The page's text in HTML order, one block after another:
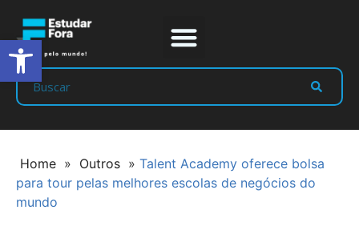
Home » Outros » Talent Academy oferece bolsa
para tour pelas melhores escolas de negócios do
mundo
Abrir a barra de ferramentas